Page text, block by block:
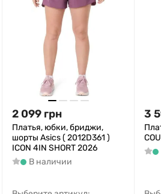
2 099 грн
Платья, юбки, бриджи,
шорты Asics ( 2012D361 )
ICON 4IN SHORT 2026
В наличии
3